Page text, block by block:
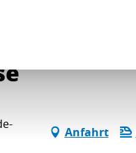
Anfahrt